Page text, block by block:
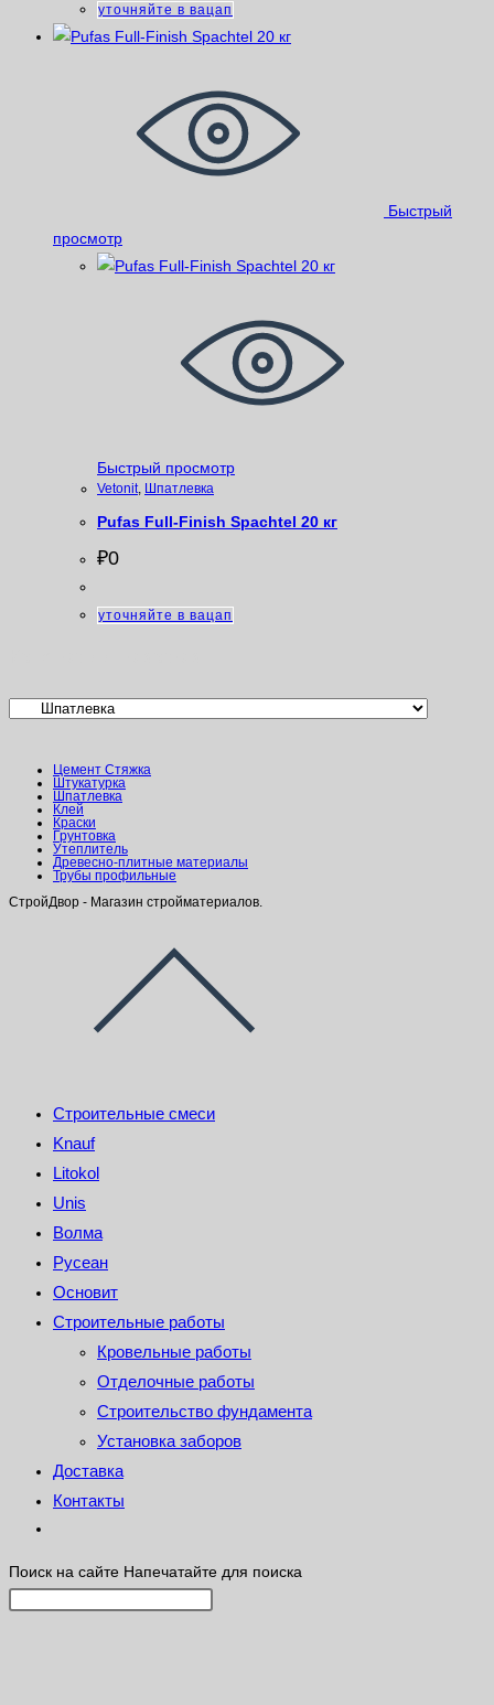
уточняйте в вацап
Быстрый
просмотр
Быстрый просмотр
Vetonit, Шпатлевка
Pufas Full-Finish Spachtel 20 кг
₽0
уточняйте в вацап
Цемент Стяжка
Штукатурка
Шпатлевка
Клей
Краски
Грунтовка
Утеплитель
Древесно-плитные материалы
Трубы профильные
СтройДвор - Магазин стройматериалов.
Строительные смеси
Knauf
Litokol
Unis
Волма
Русеан
Основит
Строительные работы
Кровельные работы
Отделочные работы
Строительство фундамента
Установка заборов
Доставка
Контакты
Поиск на сайте Напечатайте для поиска